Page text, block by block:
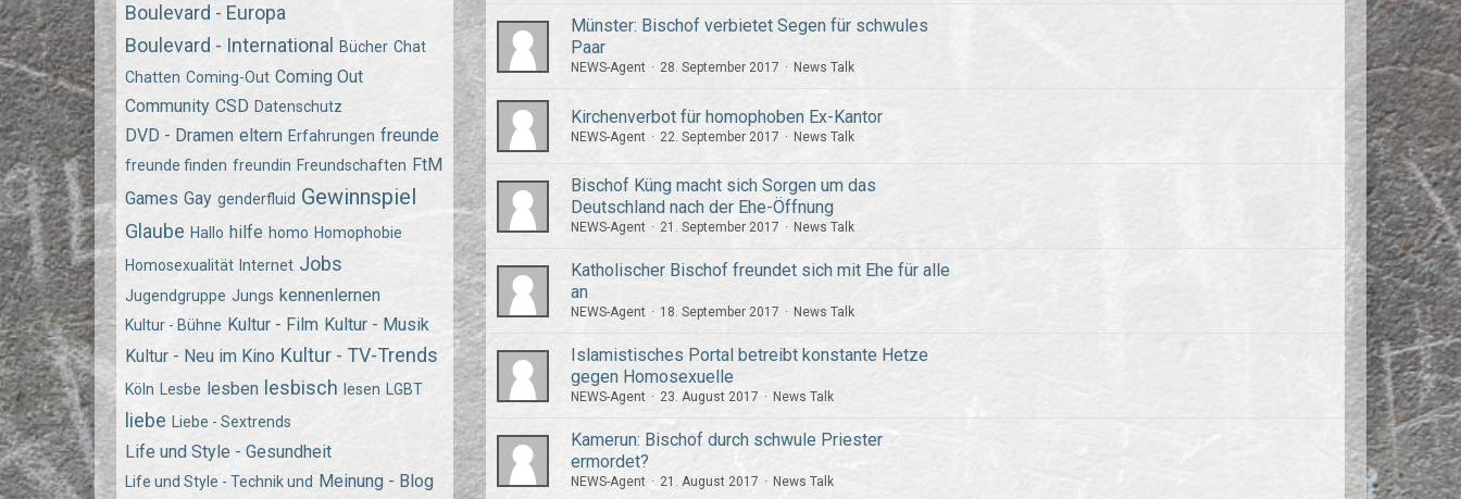
Boulevard - Europa
Boulevard - International
Bücher Chat
Chatten Coming-Out Coming Out
Community CSD Datenschutz
DVD - Dramen eltern Erfahrungen freunde
freunde finden freundin Freundschaften FtM
Games Gay genderfluid Gewinnspiel
Glaube Hallo hilfe homo Homophobie
Homosexualität Internet Jobs
Jugendgruppe Jungs kennenlernen
Kultur - Bühne Kultur - Film Kultur - Musik
Kultur - Neu im Kino Kultur - TV-Trends
Köln Lesbe lesben lesbisch lesen LGBT
liebe Liebe - Sextrends
Life und Style - Gesundheit
Life und Style - Technik und Meinung - Blog
Münster: Bischof verbietet Segen für schwules
Paar
NEWS-Agent 28. September 2017 News Talk
Kirchenverbot für homophoben Ex-Kantor
NEWS-Agent 22. September 2017 News Talk
Bischof Küng macht sich Sorgen um das
Deutschland nach der Ehe-Öffnung
NEWS-Agent 21. September 2017 News Talk
Katholischer Bischof freundet sich mit Ehe für alle
an
NEWS-Agent 18. September 2017 News Talk
Islamistisches Portal betreibt konstante Hetze
gegen Homosexuelle
NEWS-Agent 23. August 2017 News Talk
Kamerun: Bischof durch schwule Priester
ermordet?
NEWS-Agent 21. August 2017 News Talk